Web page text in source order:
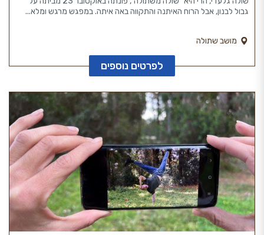
גבול לבנון, אבל הרוח האיתנה והתקווה באה איתה. במפגש מרגש ומלא...
מושב שתולה
לפרטים נוספים